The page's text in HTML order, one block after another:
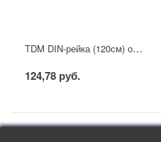
TDM DIN-рейка (120см) оцинкованная
124,78 руб.